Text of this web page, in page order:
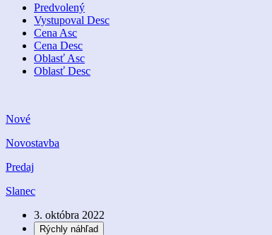
Predvolený
Vystupoval Desc
Cena Asc
Cena Desc
Oblasť Asc
Oblasť Desc
Nové
Novostavba
Predaj
Slanec
3. októbra 2022
Rýchly náhľad